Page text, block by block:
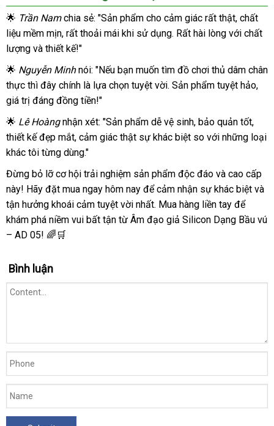
🌟 Trần Namchia sẻ: "Sản phẩm cho cảm giác rất thật, chất
liệu mềm mịn, rất thoải mái khi sử dụng. Rất hài lòng với chất
lượng và thiết kế!"
🌟 Nguyễn Minhnói: "Nếu bạn muốn tìm đồ chơi thủ dâm chân
thực thì đây chính là lựa chọn tuyệt vời. Sản phẩm tuyệt hảo,
giá trị đáng đồng tiền!"
🌟 Lê Hoàngnhận xét: "Sản phẩm dễ vệ sinh, bảo quản tốt,
thiết kế đẹp mắt, cảm giác thật sự khác biệt so với những loại
khác tôi từng dùng."
Đừng bỏ lỡ cơ hội trải nghiệm sản phẩm độc đáo và cao cấp
này! Hãy đặt mua ngay hôm nay để cảm nhận sự khác biệt và
tận hưởng khoái cảm tuyệt vời nhất. Mua hàng liền tay để
khám phá niềm vui bất tận từ Âm đạo giả Silicon Dạng Bầu vú
– AD 05! 🌈🛒
Bình luận